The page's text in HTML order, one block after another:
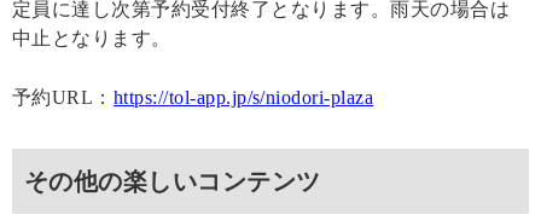
定員に達し次第予約受付終了となります。雨天の場合は
中止となります。
予約URL： https://tol-app.jp/s/niodori-plaza
その他の楽しいコンテンツ